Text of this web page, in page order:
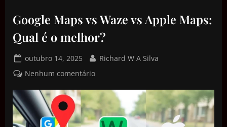
Google Maps vs Waze vs Apple Maps:
Qual é o melhor?
outubro 14, 2025
Richard W A Silva
Nenhum comentário